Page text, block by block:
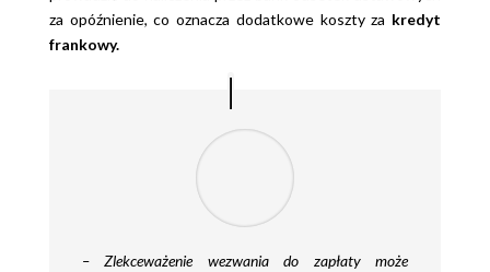
za opóźnienie, co oznacza dodatkowe koszty za kredyt
frankowy.
–Zlekceważenie wezwania do zapłaty może